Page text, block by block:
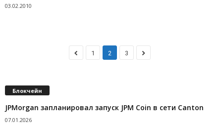
03.02.2010
1 2 3
Блокчейн
JPMorgan запланировал запуск JPM Coin в сети Canton
07.01.2026